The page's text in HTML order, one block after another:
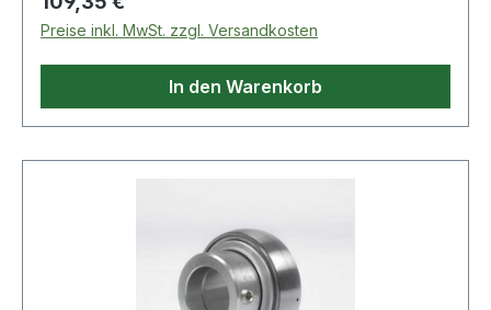
Preise inkl. MwSt. zzgl. Versandkosten
In den Warenkorb